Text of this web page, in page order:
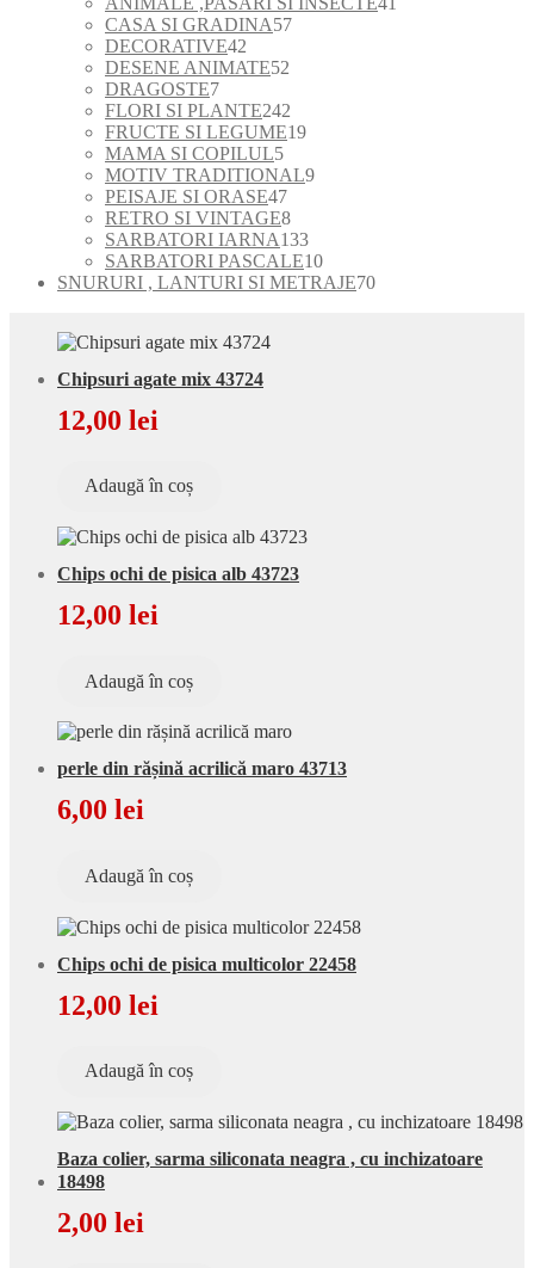
produse
CASA SI GRADINA5757
DECORATIVE42
de
DESENE ANIMATE52
produse
DRAGOSTE77
produse
FLORI SI PLANTE242
de
FRUCTE SI LEGUME1919
MAMA SI COPILUL55
produse
MOTIV TRADITIONAL99
PEISAJE SI ORASE4747
de
produse
RETRO SI VINTAGE88
produse
SARBATORI IARNA133133
de
produse
SARBATORI PASCALE1010
produse
SNURURI , LANTURI SI METRAJE7070
Chipsuri agate mix 43724
12,00 lei
Adaugă în coș
Chips ochi de pisica alb 43723
12,00 lei
Adaugă în coș
perle din rășină acrilică maro 43713
6,00 lei
Adaugă în coș
Chips ochi de pisica multicolor 22458
12,00 lei
Adaugă în coș
Baza colier, sarma siliconata neagra , cu inchizatoare
18498
2,00 lei